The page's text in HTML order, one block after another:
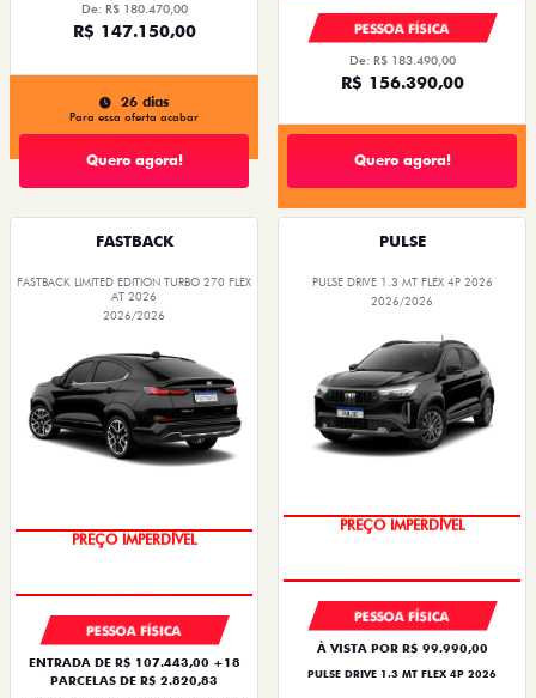
De: R$ 180.470,00
R$ 147.150,00
26 dias
Para essa oferta acabar
Quero agora!
PESSOA FÍSICA
De: R$ 183.490,00
R$ 156.390,00
Quero agora!
FASTBACK
FASTBACK LIMITED EDITION TURBO 270 FLEX
AT 2026
2026/2026
PREÇO IMPERDÍVEL
PESSOA FÍSICA
ENTRADA DE R$ 107.443,00 +18
PARCELAS DE R$ 2.820,83
PULSE
PULSE DRIVE 1.3 MT FLEX 4P 2026
2026/2026
PREÇO IMPERDÍVEL
PESSOA FÍSICA
À VISTA POR R$ 99.990,00
PULSE DRIVE 1.3 MT FLEX 4P 2026